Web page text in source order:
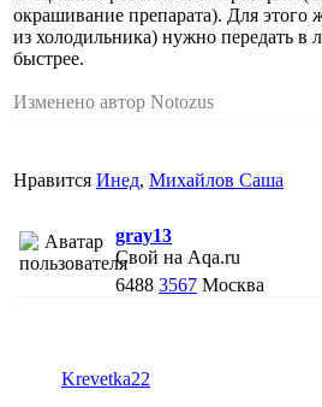
окрашивание препарата). Для
из холодильника) нужно передать в
быстрее.
Изменено автор Notozus
Нравится Инед, Михайлов Саша
gray13
Свой на Aqa.ru
6488 3567 Москва
Krevetka22